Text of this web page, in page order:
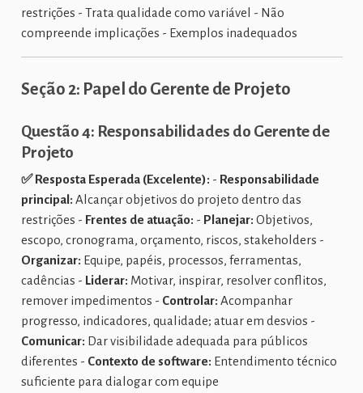
restrições - Trata qualidade como variável - Não
compreende implicações - Exemplos inadequados
Seção 2: Papel do Gerente de Projeto
Questão 4: Responsabilidades do Gerente de
Projeto
✅ Resposta Esperada (Excelente): - Responsabilidade
principal: Alcançar objetivos do projeto dentro das
restrições - Frentes de atuação: - Planejar: Objetivos,
escopo, cronograma, orçamento, riscos, stakeholders -
Organizar: Equipe, papéis, processos, ferramentas,
cadências - Liderar: Motivar, inspirar, resolver conflitos,
remover impedimentos - Controlar: Acompanhar
progresso, indicadores, qualidade; atuar em desvios -
Comunicar: Dar visibilidade adequada para públicos
diferentes - Contexto de software: Entendimento técnico
suficiente para dialogar com equipe